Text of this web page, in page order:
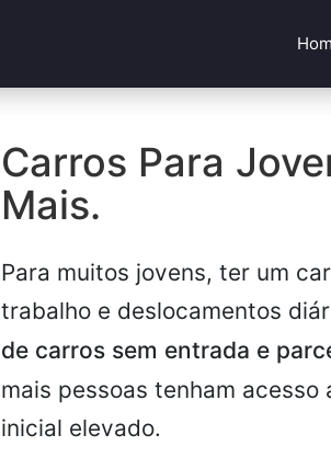
Carros Para
Mais.
Para muitos jovens, ter um
trabalho e deslocamentos
de carros sem entrada e
mais pessoas tenham
inicial elevado.